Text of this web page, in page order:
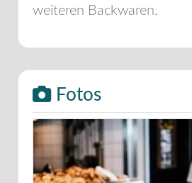
weiteren Backwaren.
Fotos